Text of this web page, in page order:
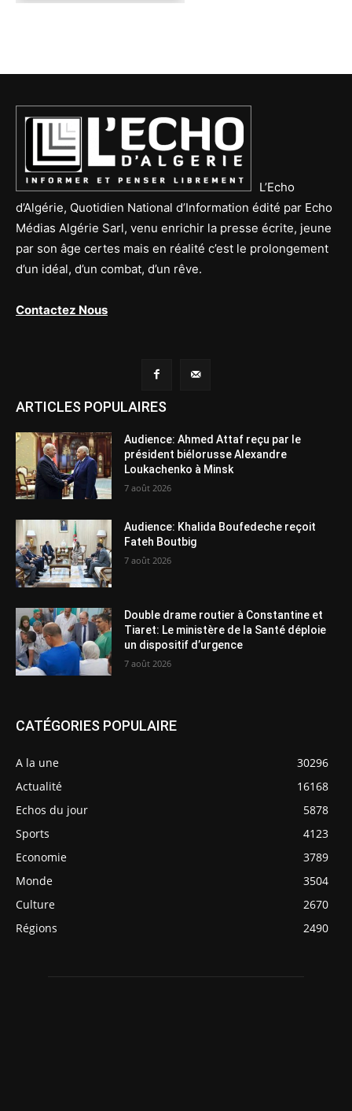
L’Echo
d’Algérie, Quotidien National d’Information édité par Echo
Médias Algérie Sarl, venu enrichir la presse écrite, jeune
par son âge certes mais en réalité c’est le prolongement
d’un idéal, d’un combat, d’un rêve.
Contactez Nous
ARTICLES POPULAIRES
Audience: Ahmed Attaf reçu par le
président biélorusse Alexandre
Loukachenko à Minsk
7 août 2026
Audience: Khalida Boufedeche reçoit
Fateh Boutbig
7 août 2026
Double drame routier à Constantine et
Tiaret: Le ministère de la Santé déploie
un dispositif d’urgence
7 août 2026
CATÉGORIES POPULAIRE
A la une
30296
Actualité
16168
Echos du jour
5878
Sports
4123
Economie
3789
Monde
3504
Culture
2670
Régions
2490